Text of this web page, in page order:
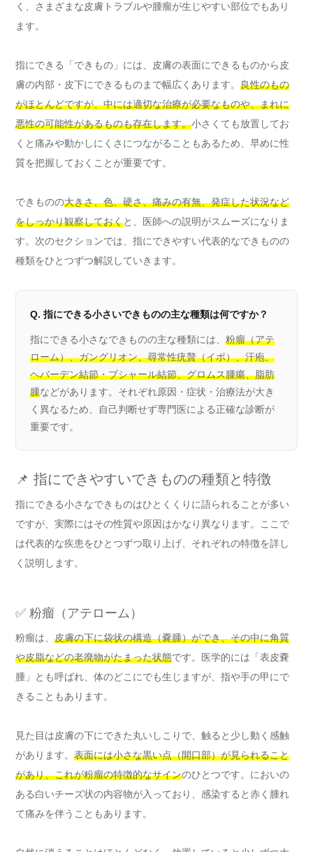
く、さまざまな皮膚トラブルや腫瘤が生じやすい部位でもあり
ます。
指にできる「できもの」には、皮膚の表面にできるものから皮
膚の内部・皮下にできるものまで幅広くあります。 良性のもの
がほとんどですが、中には適切な治療が必要なものや、まれに
悪性の可能性があるものも存在します。小さくても放置してお
くと痛みや動かしにくさにつながることもあるため、早めに性
質を把握しておくことが重要です。
できものの大きさ、色、硬さ、痛みの有無、発症した状況など
をしっかり観察しておくと、医師への説明がスムーズになりま
す。次のセクションでは、指にできやすい代表的なできものの
種類をひとつずつ解説していきます。
Q. 指にできる小さいできものの主な種類は何ですか？
指にできる小さなできものの主な種類には、 粉瘤（アテ
ローム）、ガングリオン、尋常性疣贅（イボ）、汗疱、
ヘバーデン結節・ブシャール結節、グロムス腫瘍、脂肪
腫などがあります。それぞれ原因・症状・治療法が大き
く異なるため、自己判断せず専門医による正確な診断が
重要です。
📌 指にできやすいできものの種類と特徴
指にできる小さなできものはひとくくりに語られることが多い
ですが、実際にはその性質や原因はかなり異なります。ここで
は代表的な疾患をひとつずつ取り上げ、それぞれの特徴を詳し
く説明します。
✅ 粉瘤（アテローム）
粉瘤は、 皮膚の下に袋状の構造（嚢腫）ができ、その中に角質
や皮脂などの老廃物がたまった状態です。医学的には「表皮嚢
腫」とも呼ばれ、体のどこにでも生じますが、指や手の甲にで
きることもあります。
見た目は皮膚の下にできた丸いしこりで、触ると少し動く感触
があります。 表面には小さな黒い点（開口部）が見られること
があり、これが粉瘤の特徴的なサインのひとつです。においの
ある白いチーズ状の内容物が入っており、感染すると赤く腫れ
て痛みを伴うこともあります。